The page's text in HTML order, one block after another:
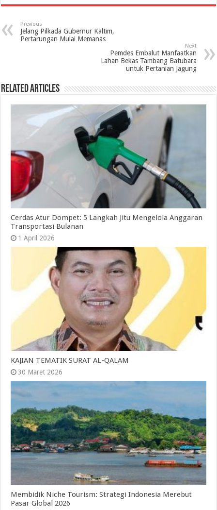
Previous
Jelang Pilkada Gubernur Kaltim,
Pertarungan Mulai Memanas
Next
Pemdes Embalut Manfaatkan
Lahan Bekas Tambang Batubara
untuk Pertanian Jagung
Related Articles
Cerdas Atur Dompet: 5 Langkah Jitu Mengelola Anggaran
Transportasi Bulanan
1 April 2026
KAJIAN TEMATIK SURAT AL-QALAM
30 Maret 2026
Membidik Niche Tourism: Strategi Indonesia Merebut
Pasar Global 2026